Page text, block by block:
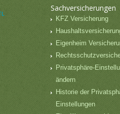
Sachversicherungen
KFZ Versicherung
Eigenheim
Privatsphäre-
ändern
Historie der
Einstellungen